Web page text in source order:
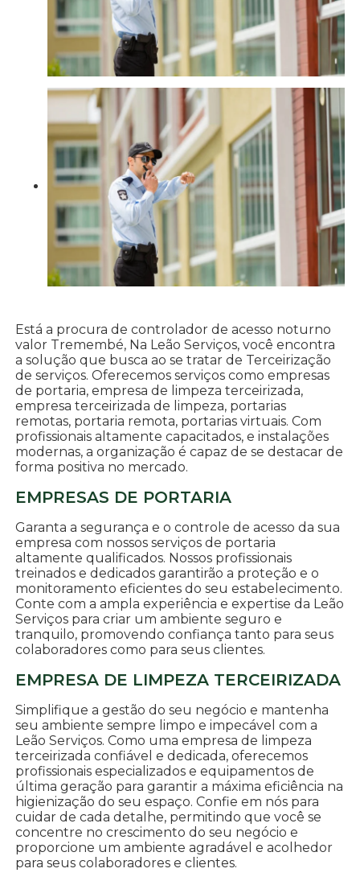
Está a procura de controlador de acesso noturno
valor Tremembé, Na Leão Serviços, você encontra
a solução que busca ao se tratar de Terceirização
de serviços. Oferecemos serviços como empresas
de portaria, empresa de limpeza terceirizada,
empresa terceirizada de limpeza, portarias
remotas, portaria remota, portarias virtuais. Com
profissionais altamente capacitados, e instalações
modernas, a organização é capaz de se destacar de
forma positiva no mercado.
EMPRESAS DE PORTARIA
Garanta a segurança e o controle de acesso da sua
empresa com nossos serviços de portaria
altamente qualificados. Nossos profissionais
treinados e dedicados garantirão a proteção e o
monitoramento eficientes do seu estabelecimento.
Conte com a ampla experiência e expertise da Leão
Serviços para criar um ambiente seguro e
tranquilo, promovendo confiança tanto para seus
colaboradores como para seus clientes.
EMPRESA DE LIMPEZA TERCEIRIZADA
Simplifique a gestão do seu negócio e mantenha
seu ambiente sempre limpo e impecável com a
Leão Serviços. Como uma empresa de limpeza
terceirizada confiável e dedicada, oferecemos
profissionais especializados e equipamentos de
última geração para garantir a máxima eficiência na
higienização do seu espaço. Confie em nós para
cuidar de cada detalhe, permitindo que você se
concentre no crescimento do seu negócio e
proporcione um ambiente agradável e acolhedor
para seus colaboradores e clientes.